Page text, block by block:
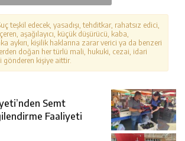
teşkil edecek, yasadışı, tehditkar, rahatsız edici,
aşağılayıcı, küçük düşürücü, kaba,
aykırı, kişilik haklarına zarar verici ya da benzeri
doğan her türlü mali, hukuki, cezai, idari
gönderen kişiye aittir.
Semt
Faaliyeti